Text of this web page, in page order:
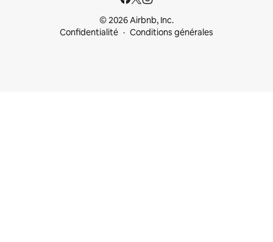
© 2026 Airbnb, Inc.
Confidentialité
Conditions générales